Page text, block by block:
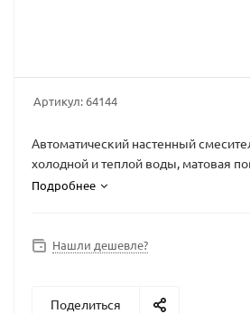
Артикул:64144
Автоматический настенный
холодной и теплой воды, матовая
Подробнее
Нашли дешевле?
Поделиться